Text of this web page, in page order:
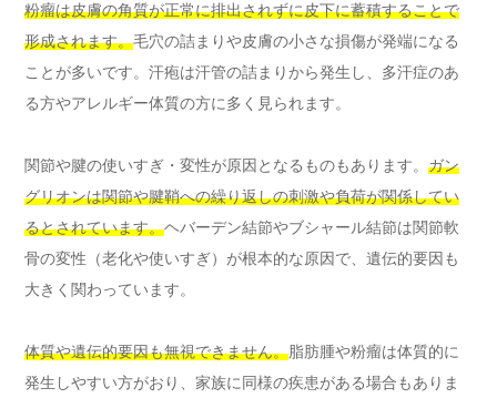
粉瘤は皮膚の角質が正常に排出されずに皮下に蓄積することで
形成されます。毛穴の詰まりや皮膚の小さな損傷が発端になる
ことが多いです。汗疱は汗管の詰まりから発生し、多汗症のあ
る方やアレルギー体質の方に多く見られます。
関節や腱の使いすぎ・変性が原因となるものもあります。 ガン
グリオンは関節や腱鞘への繰り返しの刺激や負荷が関係してい
るとされています。ヘバーデン結節やブシャール結節は関節軟
骨の変性（老化や使いすぎ）が根本的な原因で、遺伝的要因も
大きく関わっています。
体質や遺伝的要因も無視できません。脂肪腫や粉瘤は体質的に
発生しやすい方がおり、家族に同様の疾患がある場合もありま